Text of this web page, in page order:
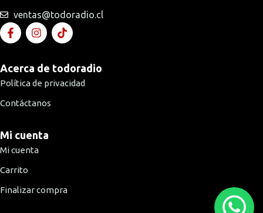
ventas@todoradio.cl
Acerca de todoradio
Política de privacidad
Contáctanos
Mi cuenta
Mi cuenta
Carrito
Finalizar compra